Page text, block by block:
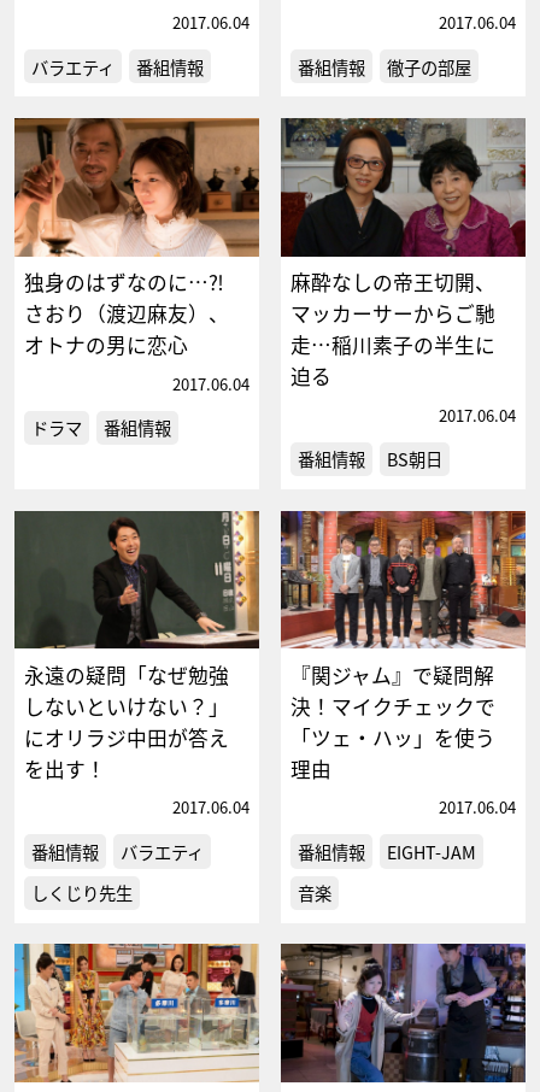
2017.06.04
バラエティ 番組情報
2017.06.04
番組情報 徹子の部屋
独身のはずなのに…⁈
さおり（渡辺麻友）、
オトナの男に恋心
2017.06.04
ドラマ 番組情報
麻酔なしの帝王切開、
マッカーサーからご馳
走…稲川素子の半生に
迫る
2017.06.04
番組情報 BS朝日
永遠の疑問「なぜ勉強
しないといけない？」
にオリラジ中田が答え
を出す！
2017.06.04
番組情報
バラエティ
しくじり先生
『関ジャム』で疑問解
決！マイクチェックで
「ツェ・ハッ」を使う
理由
2017.06.04
番組情報
EIGHT-JAM
音楽